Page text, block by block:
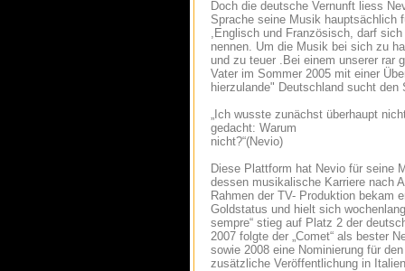
Doch die deutsche Vernunft liess
Sprache seine Musik hauptsächlich
,Englisch und Französisch, darf
nennen. Um die Musik bei sich zu
und zu teuer .Bei einem unserer rar
Vater im Sommer 2005 mit einer
hierzulande" Deutschland sucht den
„Ich wusste zunächst überhaupt
gedacht: Warum
nicht?“(Nevio)
Diese Plattform hat Nevio für seine
dessen musikalische Karriere nach
Rahmen der TV- Produktion bekam
Goldstatus und hielt sich
sempre“ stieg auf Platz 2 der
2007 folgte der „Comet“ als bester
sowie 2008 eine Nominierung für
zusätzliche Veröffentlichung in